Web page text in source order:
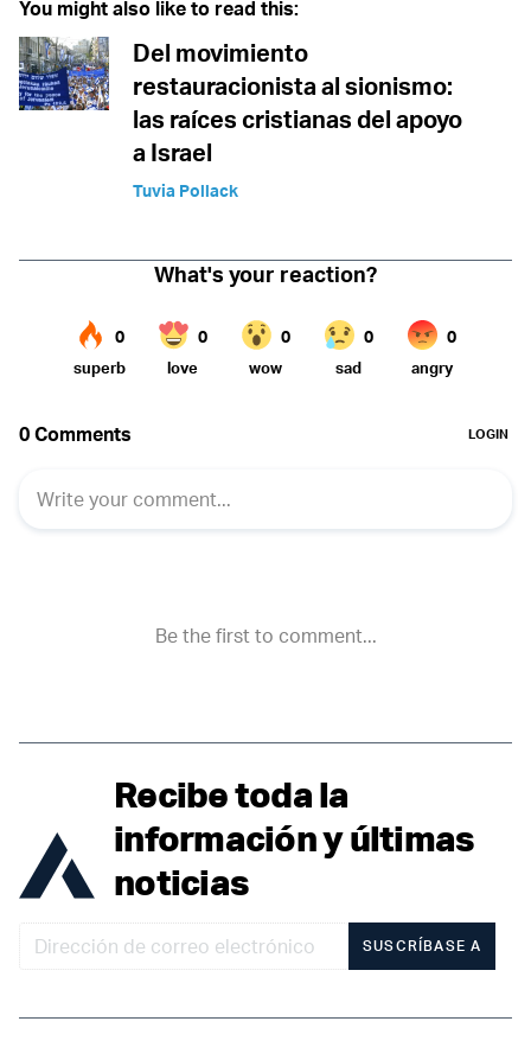
You might also like to read this:
Del movimiento
restauracionista al sionismo:
las raíces cristianas del apoyo
a Israel
Tuvia Pollack
Recibe toda la
información y últimas
noticias
SUSCRÍBASE A